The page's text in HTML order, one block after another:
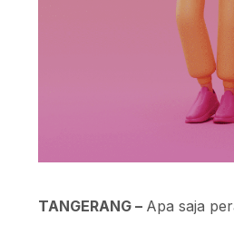
TANGERANG – Apa saja